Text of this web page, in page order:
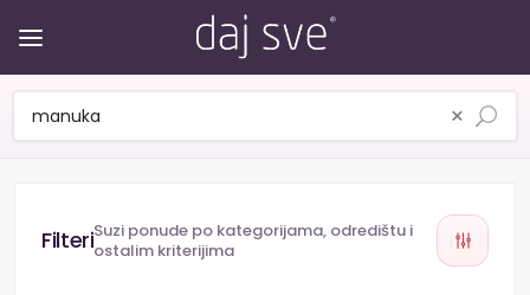
×
Suzi ponude po kategorijama, odredištu i
ostalim kriterijima